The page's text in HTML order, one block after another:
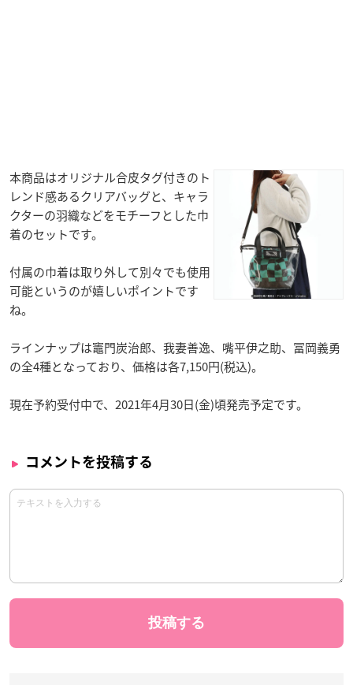
本商品はオリジナル合皮タグ付きのト
レンド感あるクリアバッグと、キャラ
クターの羽織などをモチーフとした巾
着のセットです。
付属の巾着は取り外して別々でも使用
可能というのが嬉しいポイントです
ね。
ラインナップは竈門炭治郎、我妻善逸、嘴平伊之助、冨岡義勇
の全4種となっており、価格は各7,150円(税込)。
現在予約受付中で、2021年4月30日(金)頃発売予定です。
コメントを投稿する